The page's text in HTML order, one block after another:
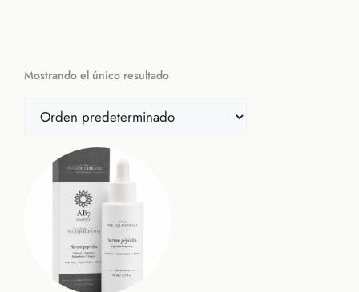
Mostrando el único resultado